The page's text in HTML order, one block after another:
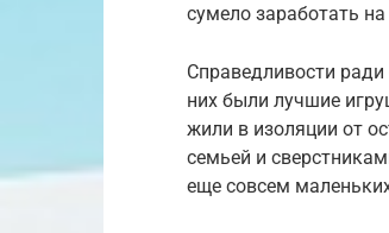
сумело заработать
Справедливости
них были лучшие
жили в изоляции от
семьей и
еще совсем